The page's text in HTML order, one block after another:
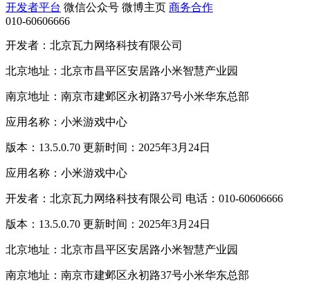
开发者平台 微信公众号 微博主页 商务合作
010-60606666
开发者：北京瓦力网络科技有限公司
北京地址：北京市昌平区安居路小米智慧产业园
南京地址：南京市建邺区永初路37号小米华东总部
应用名称：小米游戏中心
版本：13.5.0.70 更新时间：2025年3月24日
应用名称：小米游戏中心
开发者：北京瓦力网络科技有限公司 电话：010-60606666
版本：13.5.0.70 更新时间：2025年3月24日
北京地址：北京市昌平区安居路小米智慧产业园
南京地址：南京市建邺区永初路37号小米华东总部